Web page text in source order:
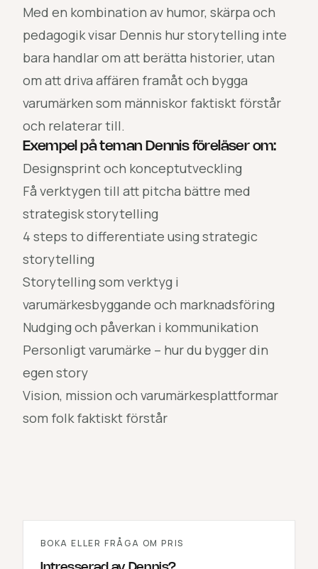
Med en kombination av humor, skärpa och
pedagogik visar Dennis hur storytelling inte
bara handlar om att berätta historier, utan
om att driva affären framåt och bygga
varumärken som människor faktiskt förstår
och relaterar till.
Exempel på teman Dennis föreläser om:
Designsprint och konceptutveckling
Få verktygen till att pitcha bättre med
strategisk storytelling
4 steps to differentiate using strategic
storytelling
Storytelling som verktyg i
varumärkesbyggande och marknadsföring
Nudging och påverkan i kommunikation
Personligt varumärke – hur du bygger din
egen story
Vision, mission och varumärkesplattformar
som folk faktiskt förstår
BOKA ELLER FRÅGA OM PRIS